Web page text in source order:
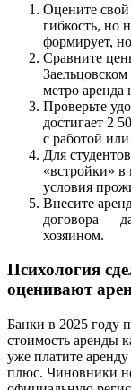
Оцените свой
гибкость, но
формирует,
Сравните
метро
Проверьте
достигает 2
с работой
Для
«встройки»
условия
Внесите
договора —
хозяином.
Психология
оценивают
Банки в 2025 году
стоимость аренды
уже платите
плюс. Чиновники